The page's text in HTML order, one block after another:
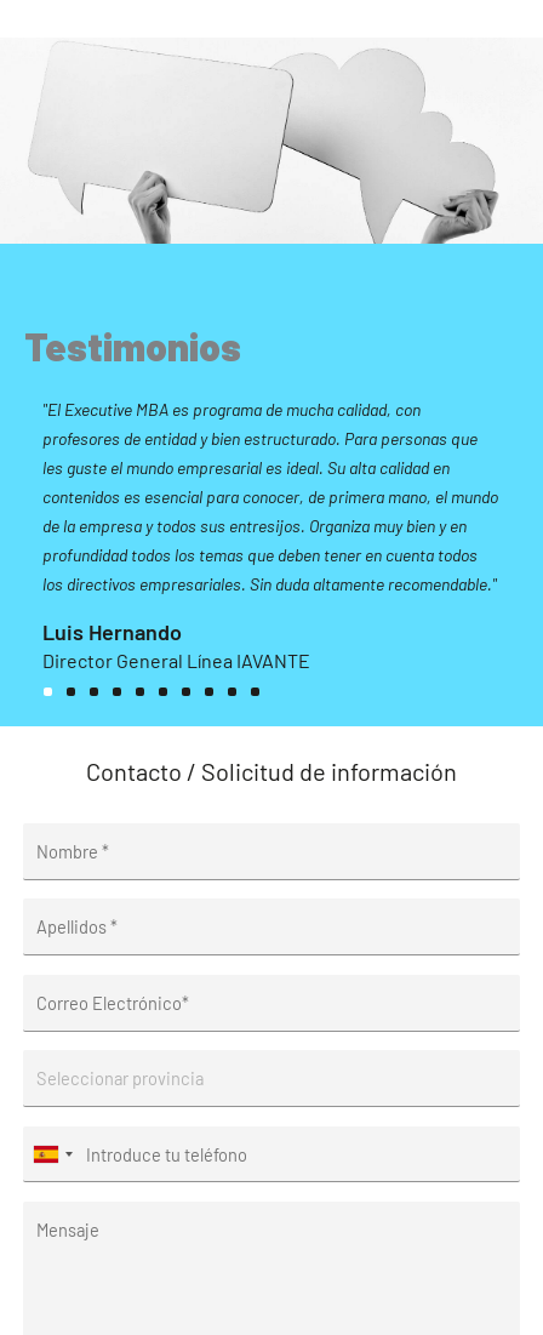
Testimonios
"El Executive MBA es programa de mucha calidad, con
profesores de entidad y bien estructurado. Para personas que
les guste el mundo empresarial es ideal. Su alta calidad en
contenidos es esencial para conocer, de primera mano, el mundo
de la empresa y todos sus entresijos. Organiza muy bien y en
profundidad todos los temas que deben tener en cuenta todos
los directivos empresariales. Sin duda altamente recomendable."
Luis Hernando
Director General Línea IAVANTE
2
0
Contacto / Solicitud de información